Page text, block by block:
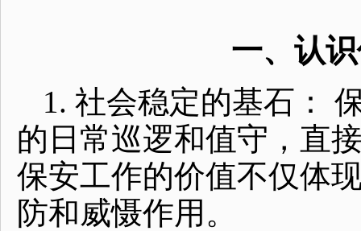
一、认
1. 社会稳定的基石：
的日常巡逻和值守，直
保安工作的价值不仅体
防和威慑作用。